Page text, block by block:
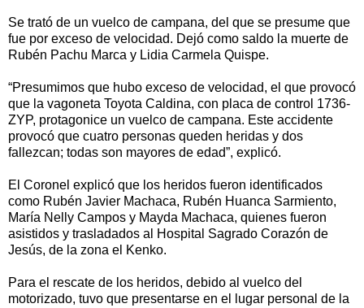
Se trató de un vuelco de campana, del que se presume que
fue por exceso de velocidad. Dejó como saldo la muerte de
Rubén Pachu Marca y Lidia Carmela Quispe.
“Presumimos que hubo exceso de velocidad, el que provocó
que la vagoneta Toyota Caldina, con placa de control 1736-
ZYP, protagonice un vuelco de campana. Este accidente
provocó que cuatro personas queden heridas y dos
fallezcan; todas son mayores de edad”, explicó.
El Coronel explicó que los heridos fueron identificados
como Rubén Javier Machaca, Rubén Huanca Sarmiento,
María Nelly Campos y Mayda Machaca, quienes fueron
asistidos y trasladados al Hospital Sagrado Corazón de
Jesús, de la zona el Kenko.
Para el rescate de los heridos, debido al vuelco del
motorizado, tuvo que presentarse en el lugar personal de la